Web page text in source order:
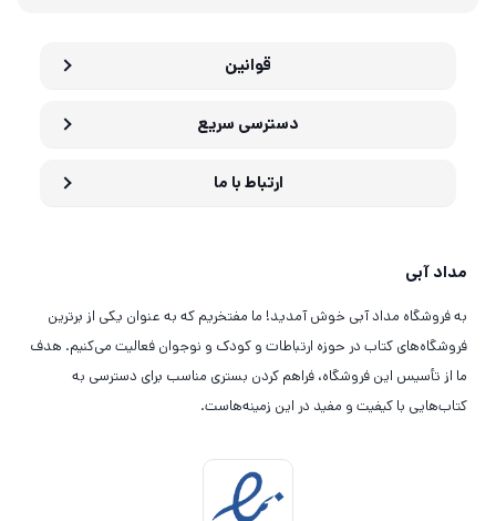
قوانین
دسترسی سریع
ارتباط با ما
مداد آبی
به فروشگاه مداد آبی خوش آمدید! ما مفتخریم که به عنوان یکی از برترین
فروشگاه‌های کتاب در حوزه ارتباطات و کودک و نوجوان فعالیت می‌کنیم. هدف
ما از تأسیس این فروشگاه، فراهم کردن بستری مناسب برای دسترسی به
کتاب‌هایی با کیفیت و مفید در این زمینه‌هاست.